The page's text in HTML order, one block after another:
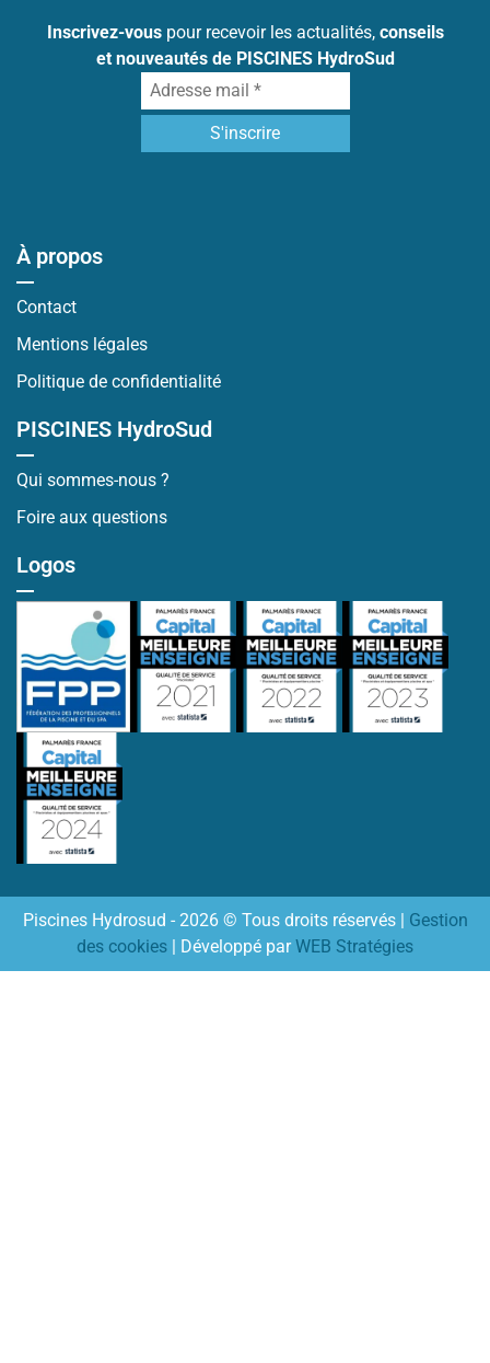
Inscrivez-vouspour recevoir les actualités, conseils
et nouveautés de PISCINES HydroSud
À propos
Contact
Mentions légales
Politique de confidentialité
PISCINES HydroSud
Qui sommes-nous ?
Foire aux questions
Logos
Piscines Hydrosud - 2026 © Tous droits réservés | Gestion
des cookies | Développé parWEB Stratégies